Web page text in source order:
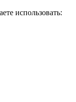
использовать: